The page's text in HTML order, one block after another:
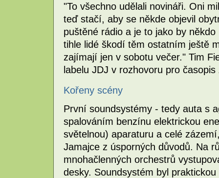
"To všechno udělali novináři. Oni
teď stačí, aby se někde objevil
puštěné rádio a je to jako by
tihle lidé škodí těm ostatním ještě
zajímají jen v sobotu večer." Tim
labelu JDJ v rozhovoru pro
Kořeny scény
První soundsystémy - tedy auta s
spalováním benzínu elektrickou
světelnou) aparaturu a celé
Jamajce z úsporných důvodů. Na
mnohačlenných orchestrů
desky. Soundsystém byl